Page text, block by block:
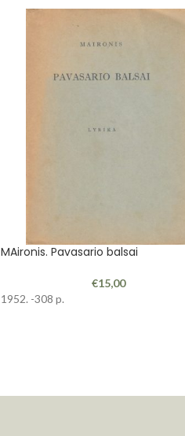
MAironis. Pavasario balsai
€15,00
1952. -308 p.